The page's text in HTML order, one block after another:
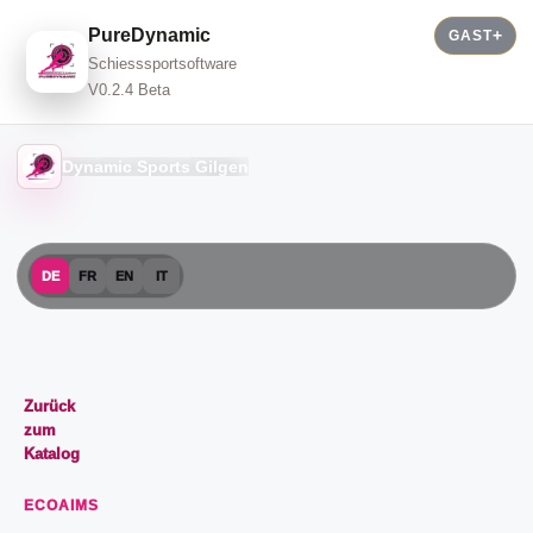
PureDynamic
Schiesssportsoftware
V0.2.4 Beta
GAST
Dynamic Sports Gilgen
DE FR EN IT
Zurück
zum
Katalog
ECOAIMS